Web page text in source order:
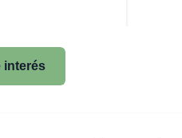
interés